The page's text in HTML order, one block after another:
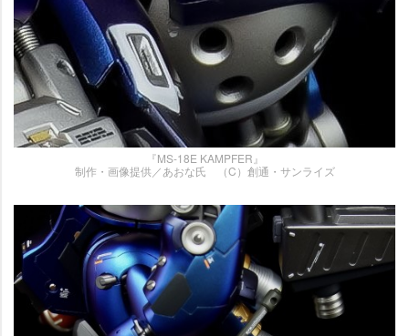
『MS-18E KAMPFER』
制作・画像提供／あおな氏 （C）創通・サンライズ